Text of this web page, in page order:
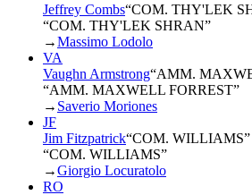
Jeffrey Combs“COM. THY'LEK
“COM. THY'LEK SHRAN”
→Massimo Lodolo
VA
Vaughn Armstrong“AMM.
“AMM. MAXWELL FORREST”
→ Saverio Moriones
JF
Jim Fitzpatrick“COM. WILLIAMS”
“COM. WILLIAMS”
→Giorgio Locuratolo
RO